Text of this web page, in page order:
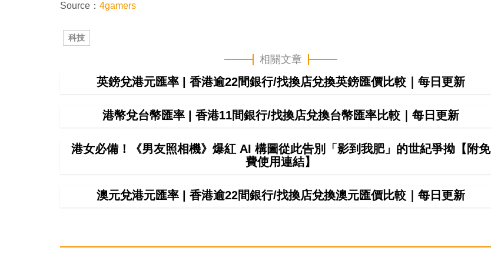
Source： 4gamers
科技
相關文章
英鎊兌港元匯率 | 香港逾22間銀行/找換店兌換英鎊匯價比較｜每日更新
港幣兌台幣匯率 | 香港11間銀行/找換店兌換台幣匯率比較｜每日更新
港女必備！《男友照相機》爆紅 AI 構圖從此告別「影到我肥」的世紀爭拗【附免
費使用連結】
澳元兌港元匯率 | 香港逾22間銀行/找換店兌換澳元匯價比較｜每日更新